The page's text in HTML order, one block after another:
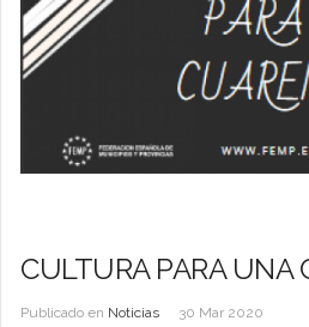
CULTURA PARA UNA
Publicado en Noticias 30 Mar 2020